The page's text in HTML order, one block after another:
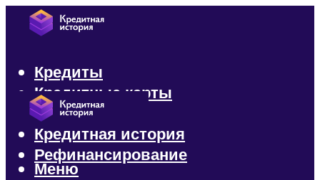
Кредиты
Кредитные карты
Микрозаймы
Кредитная история
Рефинансирование
Меню